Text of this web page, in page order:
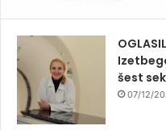
šest
07/12/